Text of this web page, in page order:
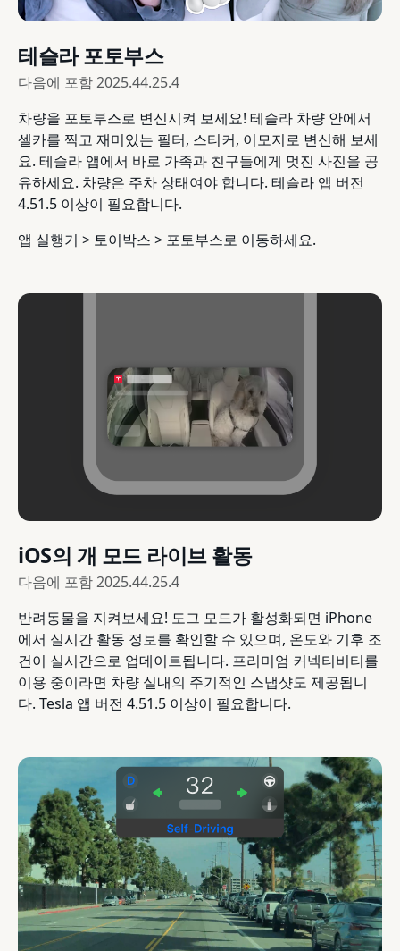
테슬라 포토부스
다음에 포함2025.44.25.4
차량을 포토부스로 변신시켜 보세요! 테슬라 차량 안에서
셀카를 찍고 재미있는 필터, 스티커, 이모지로 변신해 보세
요. 테슬라 앱에서 바로 가족과 친구들에게 멋진 사진을 공
유하세요. 차량은 주차 상태여야 합니다. 테슬라 앱 버전
4.51.5 이상이 필요합니다.
앱 실행기 > 토이박스 > 포토부스로 이동하세요.
iOS의 개 모드 라이브 활동
다음에 포함2025.44.25.4
반려동물을 지켜보세요! 도그 모드가 활성화되면 iPhone
에서 실시간 활동 정보를 확인할 수 있으며, 온도와 기후 조
건이 실시간으로 업데이트됩니다. 프리미엄 커넥티비티를
이용 중이라면 차량 실내의 주기적인 스냅샷도 제공됩니
다. Tesla 앱 버전 4.51.5 이상이 필요합니다.